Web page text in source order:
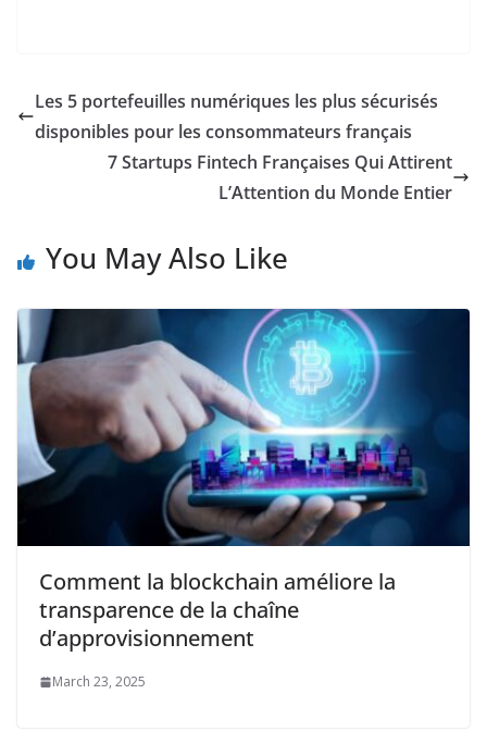
Les 5 portefeuilles numériques les plus sécurisés
disponibles pour les consommateurs français
7 Startups Fintech Françaises Qui Attirent
L’Attention du Monde Entier
You May Also Like
Comment la blockchain améliore la
transparence de la chaîne
d’approvisionnement
March 23, 2025